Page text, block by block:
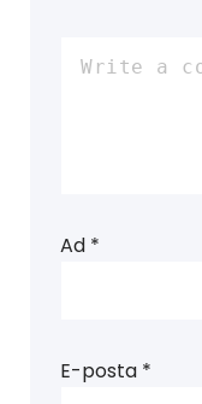
Ad *
E-posta *